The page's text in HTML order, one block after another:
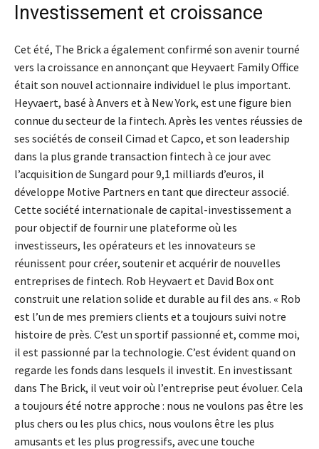
Investissement et croissance
Cet été, The Brick a également confirmé son avenir tourné
vers la croissance en annonçant que Heyvaert Family Office
était son nouvel actionnaire individuel le plus important.
Heyvaert, basé à Anvers et à New York, est une figure bien
connue du secteur de la fintech. Après les ventes réussies de
ses sociétés de conseil Cimad et Capco, et son leadership
dans la plus grande transaction fintech à ce jour avec
l’acquisition de Sungard pour 9,1 milliards d’euros, il
développe Motive Partners en tant que directeur associé.
Cette société internationale de capital-investissement a
pour objectif de fournir une plateforme où les
investisseurs, les opérateurs et les innovateurs se
réunissent pour créer, soutenir et acquérir de nouvelles
entreprises de fintech. Rob Heyvaert et David Box ont
construit une relation solide et durable au fil des ans. « Rob
est l’un de mes premiers clients et a toujours suivi notre
histoire de près. C’est un sportif passionné et, comme moi,
il est passionné par la technologie. C’est évident quand on
regarde les fonds dans lesquels il investit. En investissant
dans The Brick, il veut voir où l’entreprise peut évoluer. Cela
a toujours été notre approche : nous ne voulons pas être les
plus chers ou les plus chics, nous voulons être les plus
amusants et les plus progressifs, avec une touche